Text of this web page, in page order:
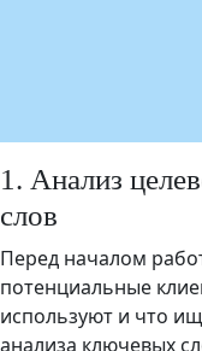
1. Анализ
слов
Перед началом
потенциальные
используют и что
анализа ключевых